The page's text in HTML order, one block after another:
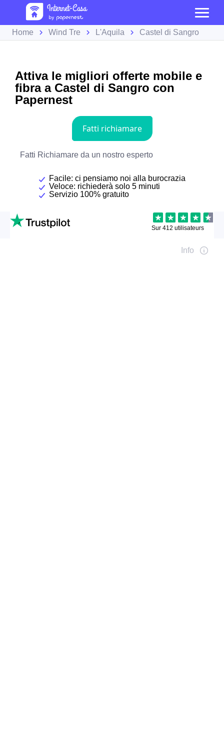
Home Wind Tre L'Aquila Castel di Sangro